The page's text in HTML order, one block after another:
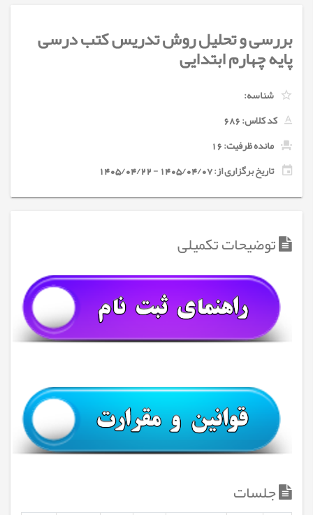
بررسی و تحلیل روش تدریس کتب درسی
پایه چهارم ابتدایی
شناسه:
کد کلاس:686
مانده ظرفیت: 16
تاریخ برگزاری از: 1405/04/07 - 1405/04/22
توضیحات تکمیلی
جلسات